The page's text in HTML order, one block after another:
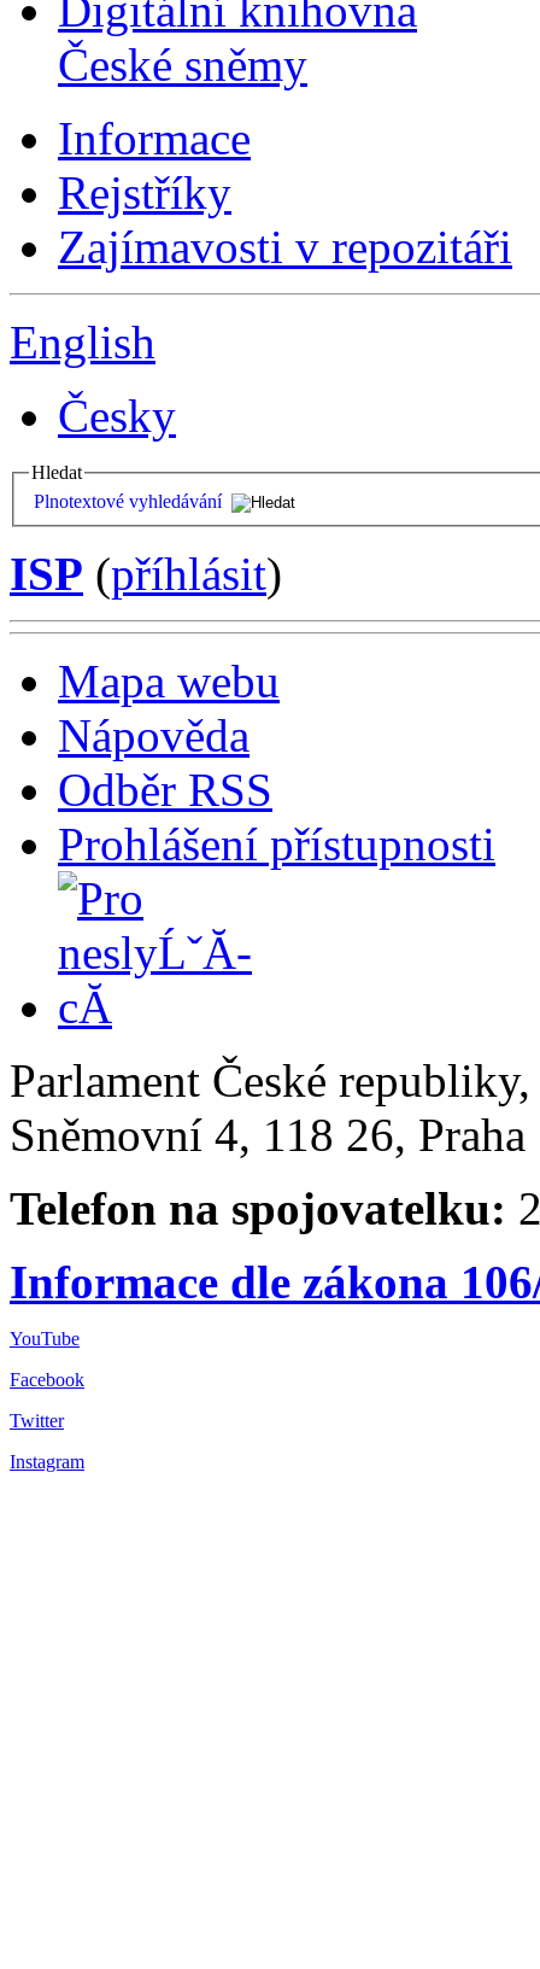
Digitální knihovna
České sněmy
Informace
Rejstříky
Zajímavosti v repozitáři
English
Česky
Hledat
Plnotextové vyhledávání
ISP (příhlásit)
Mapa webu
Nápověda
Odběr RSS
Prohlášení přístupnosti
Parlament České
Sněmovní 4, 118 26,
Telefon na spojovatelku:
Informace dle zákona
YouTube
Facebook
Twitter
Instagram